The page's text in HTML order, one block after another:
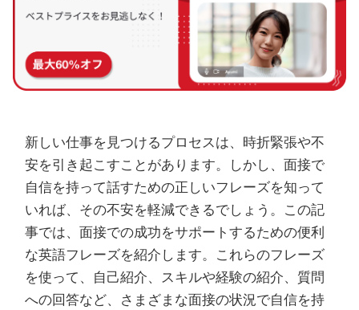
新しい仕事を見つけるプロセスは、時折緊張や不
安を引き起こすことがあります。しかし、面接で
自信を持って話すための正しいフレーズを知って
いれば、その不安を軽減できるでしょう。この記
事では、面接での成功をサポートするための便利
な英語フレーズを紹介します。これらのフレーズ
を使って、自己紹介、スキルや経験の紹介、質問
への回答など、さまざまな面接の状況で自信を持